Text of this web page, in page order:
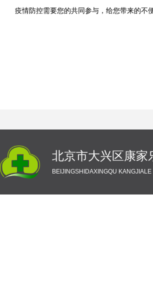
疫情防控需要您的共同参与，给您带来的不
北京市大兴区康家
BEIJINGSHIDAXINGQU KANGJIALE